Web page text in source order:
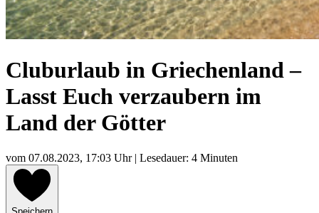
Cluburlaub in Griechenland –
Lasst Euch verzaubern im
Land der Götter
vom 07.08.2023, 17:03 Uhr| Lesedauer: 4 Minuten